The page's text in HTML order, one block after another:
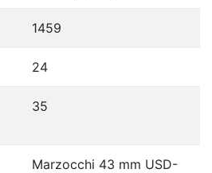
1459
24
35
Marzocchi 43 mm USD-